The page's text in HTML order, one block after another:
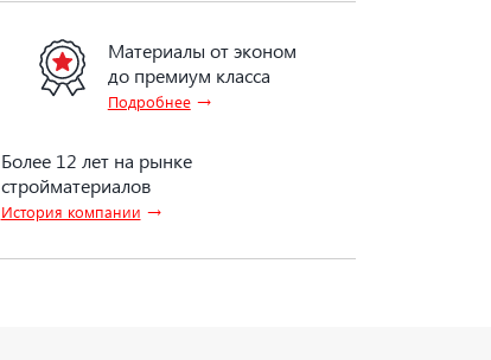
Материалы от эконом
до премиум класса
Подробнее→
Более 12 лет на рынке
стройматериалов
История компании →